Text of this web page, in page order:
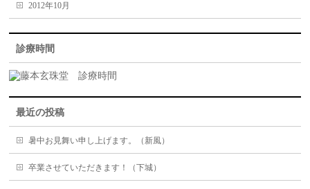
2012年10月
診療時間
最近の投稿
暑中お見舞い申し上げます。（新風）
卒業させていただきます！（下城）